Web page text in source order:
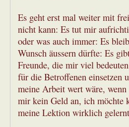
Es geht erst mal weiter mit
nicht kann: Es tut mir
oder was auch immer: Es
Wunsch äussern dürfte: Es
Freunde, die mir viel
für die Betroffenen einsetzen
meine Arbeit wert wäre,
mir kein Geld an, ich möchte
meine Lektion wirklich gelernt